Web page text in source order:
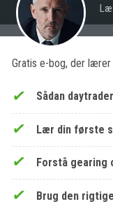
Gratis e-bog, der
Sådan
Lær din første
Forstå gearing
Brug den